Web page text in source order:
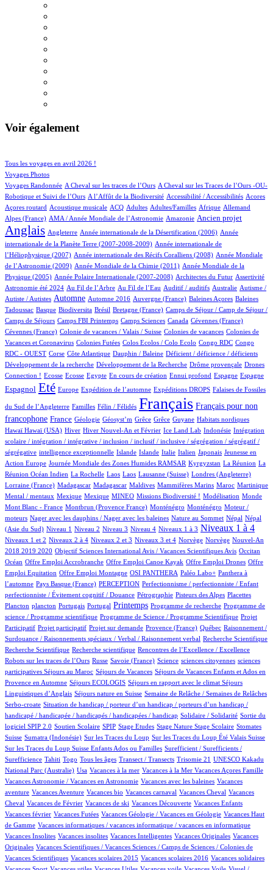
Voir également
Tous les voyages en avril 2026 !
69/517
Voyages Photos
59/517
Voyages Randonnée
4/517 A Cheval sur les traces de l’Ours
4/517
A Cheval sur les Traces de l’Ours -OU-
Robotique et Suivi de l’Ours
2/517 A l’Affût de la Biodiversité
1/517 Accessibilité / Accessibilités
1/517 Acores
1/517
Açores routard
1/517 Acoustique musicale
29/517 ACQ
19/517 Adultes
12/517 Adultes/Familles
2/517 Afrique
19/517 Allemand
17/517
Alpes (France)
12/517 AMA / Année Mondiale de l’Astronomie
3/517 Amazonie
173/517 Ancien projet
393/517
Anglais
62/517 Angleterre
6/517 Année internationale de la Désertification (2006)
13/517
Année
internationale de la Planète Terre (2007-2008-2009)
4/517
Année internationale de
l’Héliophysique (2007)
1/517 Année internationale des Récifs Coralliens (2008)
12/517
Année Mondiale
de l’Astronomie (2009)
2/517 Année Mondiale de la Chimie (2011)
14/517
Année Mondiale de la
Physique (2005)
5/517 Année Polaire Internationale (2007-2008)
2/517 Architectes du Futur
1/517 Assertivité
9/517
Astronomie été 2024
10/517 Au Fil de l’Arbre
6/517 Au Fil de l’Eau
1/517 Auditif / auditifs
1/517 Australie
1/517
Autisme /
Autiste / Autistes
230/517 Automne
3/517 Automne 2016
5/517 Auvergne (France)
1/517 Baleines Açores
2/517
Baleines
Tadoussac
1/517 Basque
54/517 Biodiversita
1/517 Brésil
9/517 Bretagne (France)
32/517
Camps de Séjour / Camp de Séjour /
Camps de Séjours
1/517 Camps FBI Printemps
5/517 Camps Sciences
6/517 Canada
2/517 Cévennes (France)
1/517
Cévennes (France)
1/517 Colonie de vacances / Valais / Suisse
2/517 Colonies de vacances
3/517
Colonies de
Vacances et Coronavirus
1/517 Colonies Futées
1/517 Colos Ecolos / Colo Ecolo
1/517 Congo RDC
2/517
Congo
RDC - OUEST
1/517 Corse
10/517 Côte Atlantique
1/517 Dauphin / Baleine
1/517 Déficient / déficience / déficients
1/517
Développement de la recherche
1/517 Développement de la Recherche
1/517 Drôme provençale
11/517
Drones
Connection !
1/517 Ecosse
1/517 Ecosse
1/517 Egypte
11/517 En cours de création
1/517 Ennui profond
25/517 Espagne
15/517 Espagne
120/517
Espagnol
377/517 Eté
10/517 Europe
51/517 Expédition de l’automne
79/517 Expéditions DROPS
2/517 Falaises de Fossiles
du Sud de l’Angleterre Familles Félin / Félidés Français Français pour non
francophone
159/517 France
23/517 Géologie
1/517 Géosyst’m
1/517 Grêce
1/517 Grêce
1/517 Guyane
3/517 Habitats nordiques
2/517
Hawaï
2/517Hawaï (USA)
98/517 Hiver
17/517 Hiver Nouvel-An et Février
5/517 Ice Land Lab
1/517 Indonésie
1/517
Intégration
scolaire / intégration / intégrative / inclusion / inclusif / inclusive / ségrégation / ségrégatif /
ségrégative
1/517 intelligence exceptionnelle
6/517 Islande
5/517 Islande
3/517 Italie
25/517 Italien
5/517 Japonais
2/517
Jeunesse en
Action Europe
5/517 Journée Mondiale des Zones Humides RAMSAR
30/517 Kyrgyzstan
4/517 La Réunion
3/517
La
Réunion Océan Indien
1/517 La Rochelle
2/517 Laos
2/517 Laos
5/517 Lausanne (Suisse)
60/517 Londres (Angleterre)
1/517
Lorraine (France)
7/517 Madagascar
7/517 Madagascar
1/517 Maldives
1/517 Mammifères Marins
5/517 Maroc
9/517 Martinique
1/517
Mental / mentaux
1/517 Mexique
1/517 Mexique
16/517 MINEO
24/517 Missions Biodiversité !
1/517 Modélisation
3/517 Monde
1/517
Mont Blanc - France
5/517 Montbrun (Provence France)
6/517 Monténégro
6/517 Monténégro
1/517
Moteur /
moteurs
1/517 Nager avec les dauphins / Nager avec les baleines
2/517 Nature au Sommet
7/517 Népal
7/517
Népal
(Asie du Sud)
7/517 Niveau 1
10/517 Niveau 2
8/517 Niveau 3
40/517 Niveau 4
40/517 Niveaux 1 à 3
236/517 Niveaux 1 à 4
8/517
Niveaux 1 et 2
38/517 Niveaux 2 à 4
6/517 Niveaux 2 et 3
106/517 Niveaux 3 et 4
2/517 Norvège
2/517 Norvège
13/517
Nouvel-An
2018 2019 2020
1/517 Objectif Sciences International Avis / Vacances Scientifiques Avis
6/517 Occitan
60/517
Océan
1/517Offre Emploi Accrobranche
1/517 Offre Emploi Canoe Kayak
1/517 Offre Emploi Drones
1/517
Offre
Emploi Equitation
1/517 Offre Emploi Montagne
33/517 OSI PANTHERA
33/517 Paléo Labo+
32/517
Panthera à
l’automne
3/517 Pays Basque (France)
26/517 PERCEPTION
1/517
Perfectionnisme / perfectionniste / Enfant
perfectionniste / Évitement cognitif / Douance
3/517 Pétrographie
5/517 Pisteurs des Alpes
3/517 Placettes
1/517
Plancton
1/517 plancton
6/517 Portugais
1/517 Portugal
224/517 Printemps
1/517 Programme de recherche
1/517
Programme de
science / Programme scientifique
2/517 Programme de Science / Programme Scientifique
1/517
Projet
Participatif
1/517 Projet participatif
13/517 Projet sur demande
29/517 Provence (France)
3/517 Québec
1/517
Raisonnement /
Surdouance / Raisonnements spéciaux / Verbal / Raisonnement verbal
1/517 Recherche Scientifique
1/517
Recherche Scientifique
1/517 Recherche scientifique
1/517 Rencontres de l’Excellence / Excellence
3/517
Robots sur les traces de l’Ours
30/517 Russe
4/517 Savoie (France)
4/517 Science
1/517 sciences citoyennes
1/517
sciences
participatives
1/517 Séjours au Maroc
29/517 Séjours de Vacances
19/517
Séjours de Vacances Enfants et Ados en
Provence en Automne
3/517 Séjours ECOLOGIS
11/517 Séjours en rapport avec le climat
66/517
Séjours
Linguistiques d’Anglais
7/517 Séjours nature en Suisse
29/517 Semaine de Relâche / Semaines de Relâches
6/517
Serbo-croate
1/517
Situation de handicap / porteur d’un handicap / porteurs d’un handicap /
handicapé / handicapée / handicapés / handicapées / handicap
2/517 Solidaire / Solidarité
3/517
Sortie du
logiciel SPIP 2.0
22/517 Soutien Scolaire
3/517 SPIP
1/517 Stage Etudes
1/517 Stage Nature
4/517 Stage Scolaire
1/517 Stomates
80/517
Suisse
7/517Sumatra (Indonésie)
2/517 Sur les Traces du Loup
5/517 Sur les Traces du Loup Été Valais Suisse
4/517
Sur les Traces du Loup Suisse Enfants Ados ou Familles
1/517
Surefficient / Surefficients /
Surefficience
9/517 Tahiti
6/517 Togo
9/517 Tous les âges
29/517 Transect / Transects
1/517 Trisomie 21
1/517
UNESCO Kakadu
National Parc (Australie)
5/517 Usa
1/517 Vacances à la mer
1/517 Vacances à la Mer
1/517 Vacances Açores Famille
9/517
Vacances Astronomie / Vacances en Astronomie
1/517 Vacances avec les baleines
1/517
Vacances
aventure
4/517 Vacances Aventure
1/517 Vacances bio
1/517 Vacances carnaval
36/517 Vacances Cheval
1/517
Vacances
Cheval
16/517Vacances de Février
1/517 Vacances de ski
1/517 Vacances Découverte
8/517 Vacances Enfants
1/517
Vacances février
2/517 Vacances Futées
7/517 Vacances Géologie / Vacances en Géologie
1/517
Vacances Haut
de Gamme
1/517 Vacances informatiques / vacances informatique / vacances en informatique
1/517
Vacances Insolites
1/517 Vacances insolites
1/517 Vacances Intelligentes
2/517 Vacances Originales
1/517
Vacances
Originales
4/517
Vacances Scientifiques / Vacances Sciences / Camps de Sciences / Colonies de
Vacances Scientifiques
1/517 Vacances scolaires 2015
1/517 Vacances scolaires 2016
1/517 Vacances solidaires
1/517
1/517
1/517
1/517
1/517
1/517